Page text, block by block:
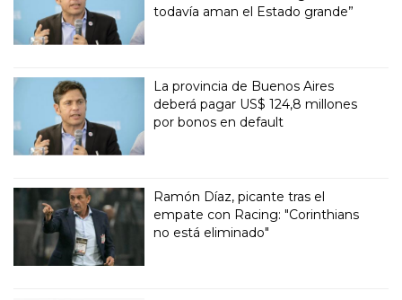
todavía aman el Estado grande”
La provincia de Buenos Aires
deberá pagar US$ 124,8 millones
por bonos en default
Ramón Díaz, picante tras el
empate con Racing: "Corinthians
no está eliminado"